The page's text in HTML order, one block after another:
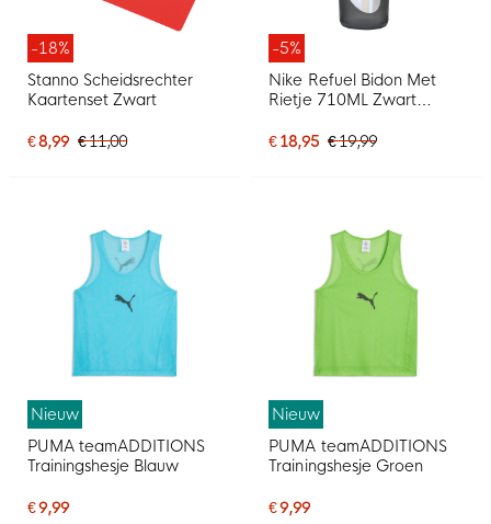
-18%
Stanno Scheidsrechter
Kaartenset Zwart
€ 8,99 € 11,00
-5%
Nike Refuel Bidon Met
Rietje 710ML Zwart
€ 18,95 € 19,99
Nieuw
PUMA teamADDITIONS
Trainingshesje Blauw
€ 9,99
Nieuw
PUMA teamADDITIONS
Trainingshesje Groen
€ 9,99